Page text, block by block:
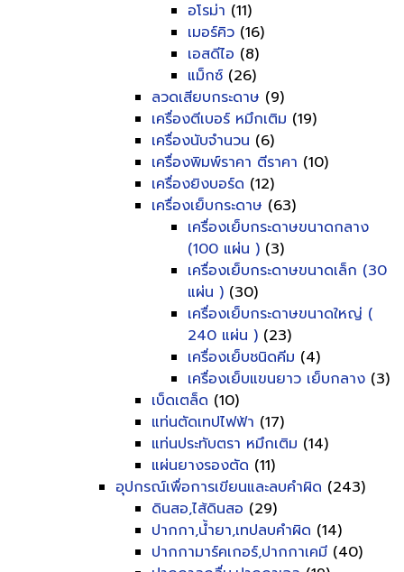
อโรม่า (11)
เมอร์คิว (16)
เอสดีไอ (8)
แม็กซ์ (26)
ลวดเสียบกระดาษ (9)
เครื่องตีเบอร์ หมึกเติม (19)
เครื่องนับจำนวน (6)
เครื่องพิมพ์ราคา ตีราคา (10)
เครื่องยิงบอร์ด (12)
เครื่องเย็บกระดาษ (63)
เครื่องเย็บกระดาษขนาดกลาง
(100 แผ่น ) (3)
เครื่องเย็บกระดาษขนาดเล็ก (30
แผ่น ) (30)
เครื่องเย็บกระดาษขนาดใหญ่ (
240 แผ่น ) (23)
เครื่องเย็บชนิดคีม (4)
เครื่องเย็บแขนยาว เย็บกลาง (3)
เบ็ดเตล็ด (10)
แท่นตัดเทปไฟฟ้า (17)
แท่นประทับตรา หมึกเติม (14)
แผ่นยางรองตัด (11)
อุปกรณ์เพื่อการเขียนและลบคำผิด (243)
ดินสอ,ไส้ดินสอ (29)
ปากกา,น้ำยา,เทปลบคำผิด (14)
ปากกามาร์คเกอร์,ปากกาเคมี (40)